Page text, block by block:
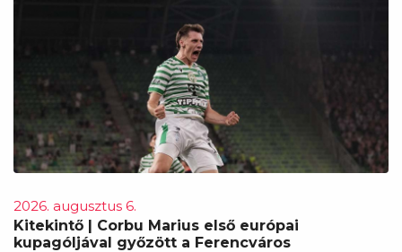
2026. augusztus 6.
Kitekintő | Corbu Marius első európai
kupagóljával győzött a Ferencváros